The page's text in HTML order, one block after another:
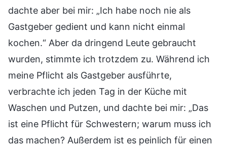
dachte aber bei mir: „Ich habe noch nie als
Gastgeber gedient und kann nicht einmal
kochen.“ Aber da dringend Leute gebraucht
wurden, stimmte ich trotzdem zu. Während ich
meine Pflicht als Gastgeber ausführte,
verbrachte ich jeden Tag in der Küche mit
Waschen und Putzen, und dachte bei mir: „Das
ist eine Pflicht für Schwestern; warum muss ich
das machen? Außerdem ist es peinlich für einen